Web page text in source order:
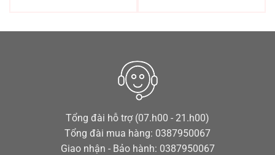
Tổng đài hỗ trợ (07.h00 - 21.h00)
Tổng đài mua hàng: 0387950067
Giao nhận - Bảo hành: 0387950067